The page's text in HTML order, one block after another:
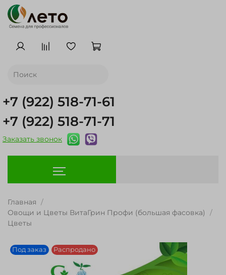
+7 (922) 518-71-61
+7 (922) 518-71-71
Заказать звонок
Главная
Овощи и Цветы ВитаГрин Профи (большая фасовка)
Цветы
Под заказ Распродано